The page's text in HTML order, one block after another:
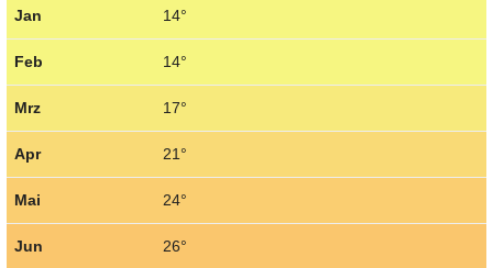
Jan 14°
Feb 14°
Mrz 17°
Apr 21°
Mai 24°
Jun 26°